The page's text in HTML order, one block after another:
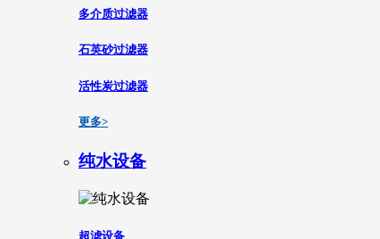
多介质过滤器
石英砂过滤器
活性炭过滤器
更多>
纯水设备
超滤设备